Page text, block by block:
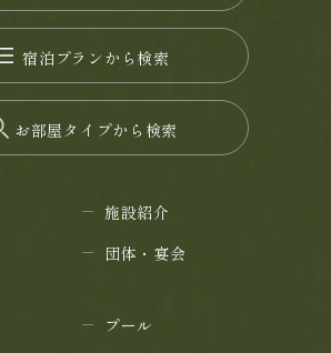
宿泊プランから検索
お部屋タイプから検索
施設紹介
団体・宴会
プール